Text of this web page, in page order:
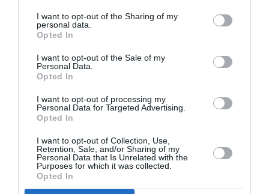
I want to opt-out of the Sharing of my
personal data.
Opted In
I want to opt-out of the Sale of my
Personal Data.
Opted In
I want to opt-out of processing my
Personal Data for Targeted Advertising.
Opted In
I want to opt-out of Collection, Use,
Retention, Sale, and/or Sharing of my
Personal Data that Is Unrelated with the
Purposes for which it was collected.
Opted In
MILLIARDS DE DOLLARS :
L’AVENIR RADIEUX...